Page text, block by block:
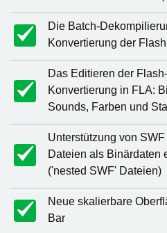
Die Batch-
Konvertierung der
Das Editieren der
Konvertierung in FLA:
Sounds, Farben und
Unterstützung von
Dateien als Binärdaten
('nested SWF' Dateien)
Neue skalierbare
Bar